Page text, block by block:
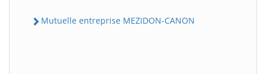
Mutuelle entreprise MEZIDON-CANON